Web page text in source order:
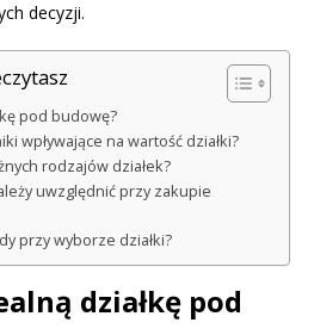
decyzji.
pod budowę?
wpływające na wartość działki?
rodzajów działek?
uwzględnić przy zakupie
przy wyborze działki?
działkę pod